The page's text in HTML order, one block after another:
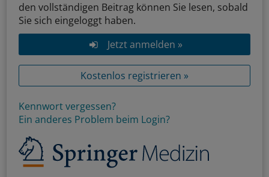
den vollständigen Beitrag können Sie lesen, sobald
Sie sich eingeloggt haben.
Jetzt anmelden »
Kostenlos registrieren »
Kennwort vergessen?
Ein anderes Problem beim Login?